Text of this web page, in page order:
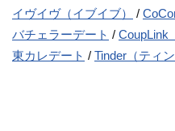
イヴイヴ（イブイブ）
バチェラーデート
CoupLink
東カレデート
Tinder（ティン